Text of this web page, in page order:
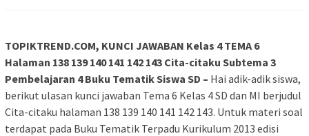
TOPIKTREND.COM, KUNCI JAWABAN Kelas 4 TEMA 6
Halaman 138 139 140 141 142 143 Cita-citaku Subtema 3
Pembelajaran 4 Buku Tematik Siswa SD – Hai adik-adik siswa,
berikut ulasan kunci jawaban Tema 6 Kelas 4 SD dan MI berjudul
Cita-citaku halaman 138 139 140 141 142 143. Untuk materi soal
terdapat pada Buku Tematik Terpadu Kurikulum 2013 edisi